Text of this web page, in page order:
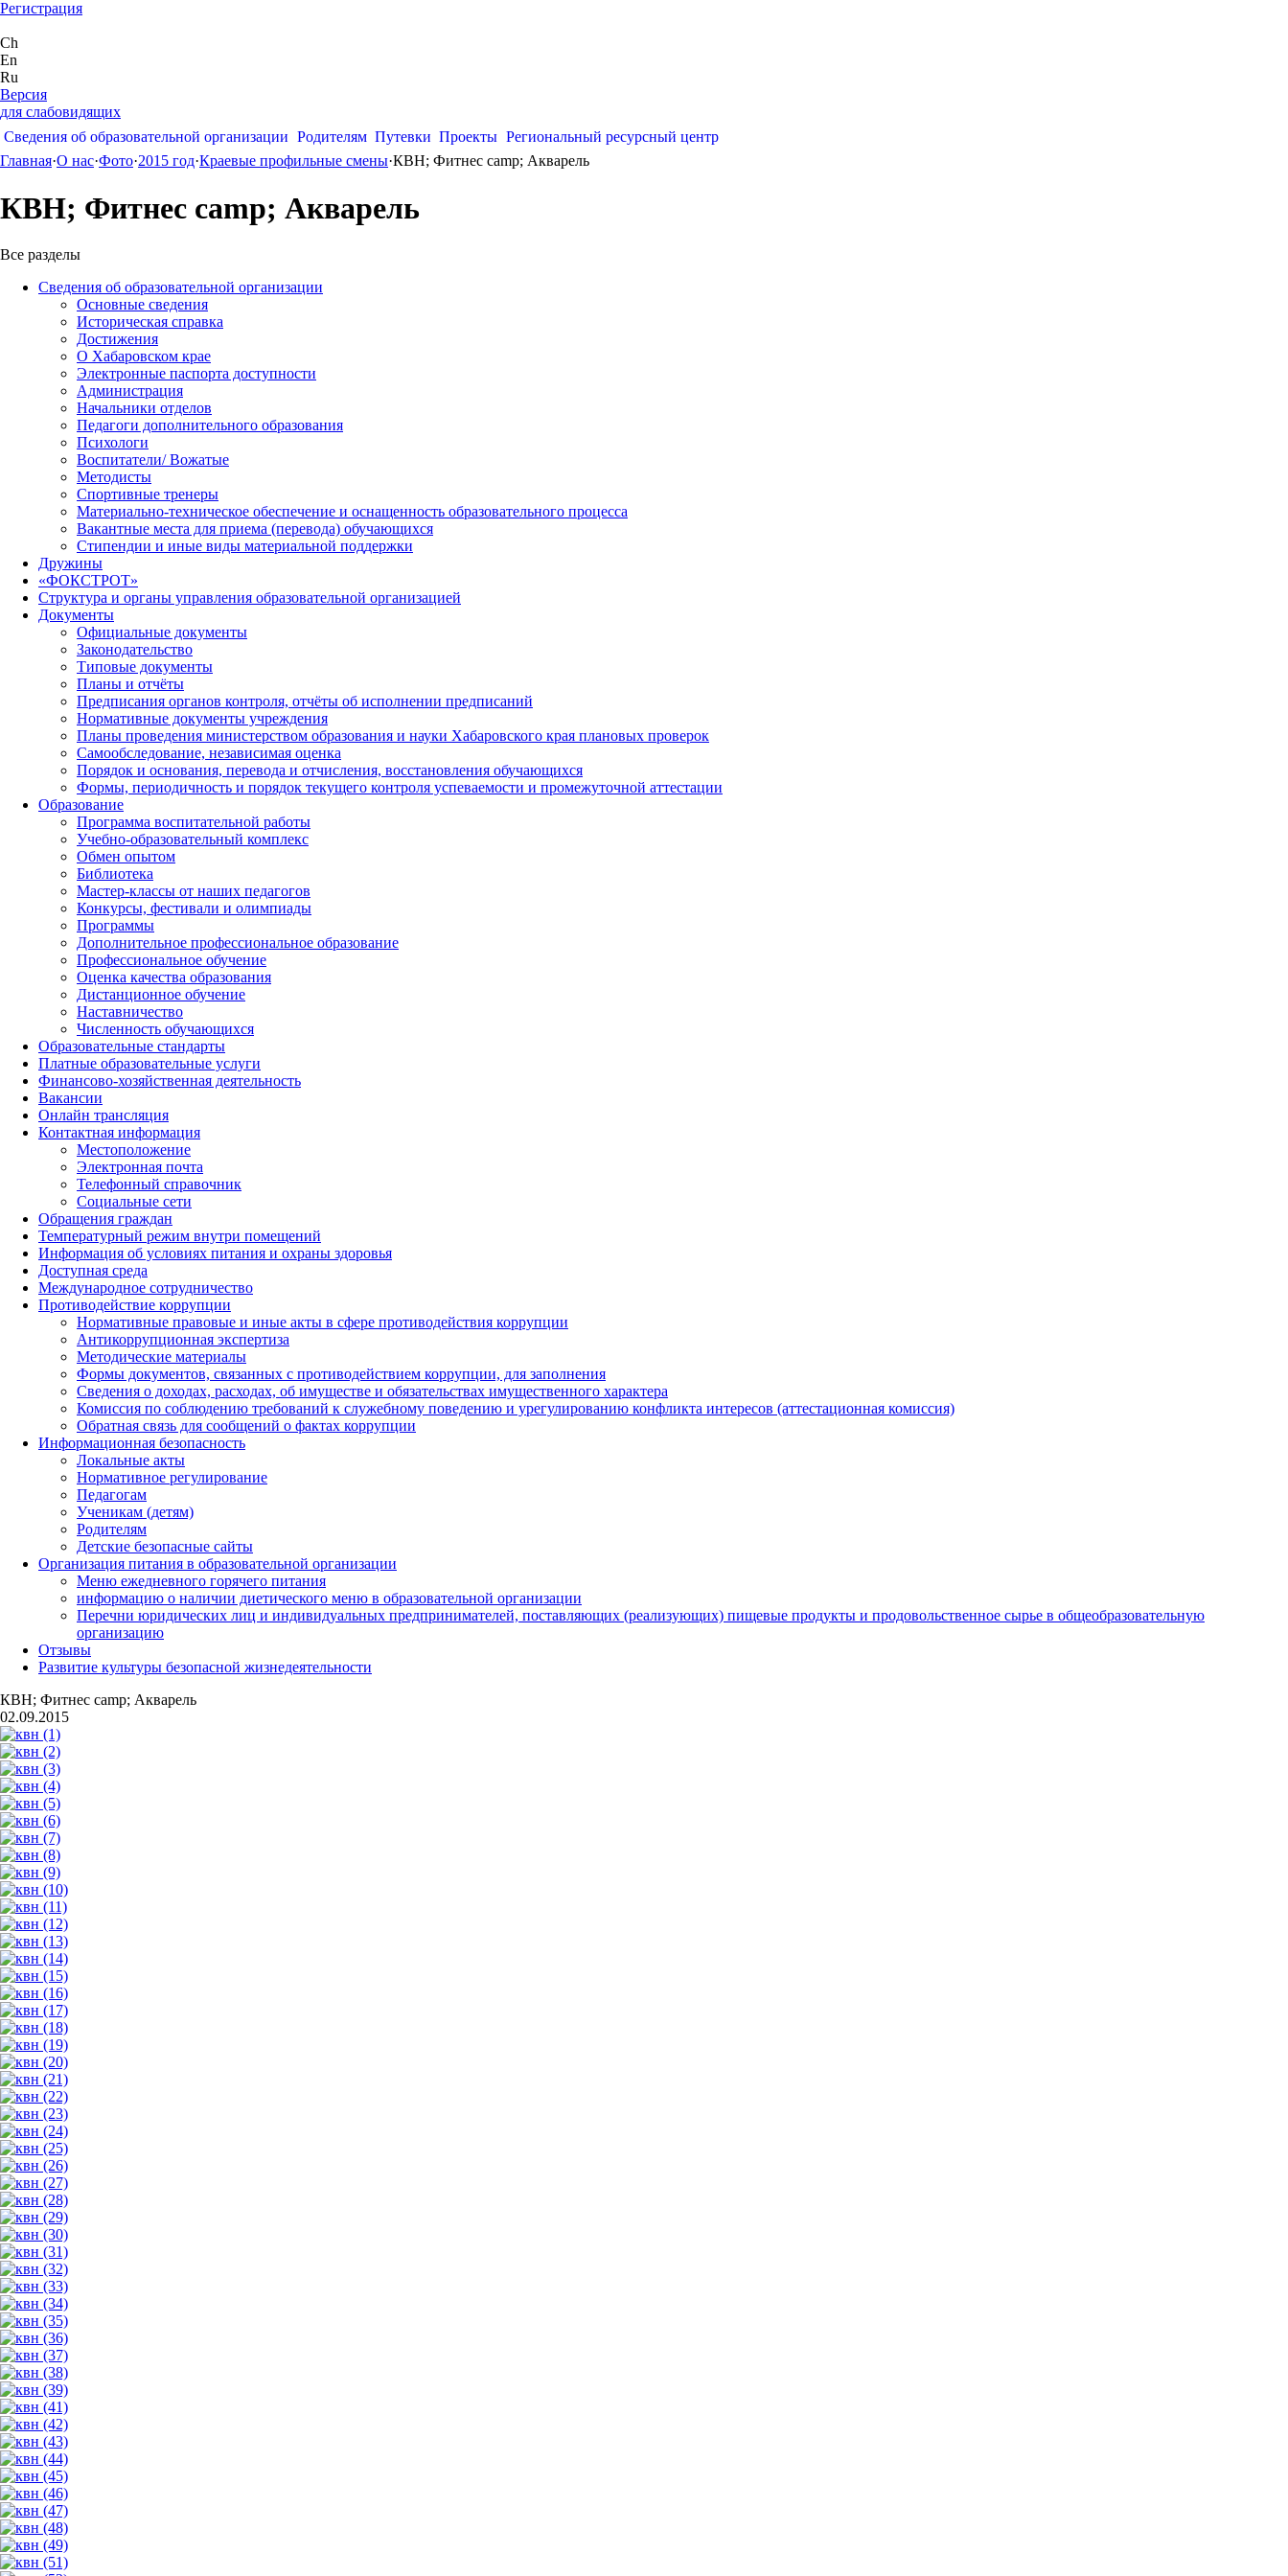
Регистрация
Ch
En
Ru
Версия
для слабовидящих
Сведения об образовательной организации Родителям Путевки Проекты Региональный ресурсный центр
Главная·О нас·Фото·2015 год·Краевые профильные смены·КВН; Фитнес camp; Акварель
КВН; Фитнес camp; Акварель
Все разделы
Сведения об образовательной организации
Основные сведения
Историческая справка
Достижения
О Хабаровском крае
Электронные паспорта доступности
Администрация
Начальники отделов
Педагоги дополнительного образования
Психологи
Воспитатели/ Вожатые
Методисты
Спортивные тренеры
Материально-техническое обеспечение и оснащенность образовательного процесса
Вакантные места для приема (перевода) обучающихся
Стипендии и иные виды материальной поддержки
Дружины
«ФОКСТРОТ»
Структура и органы управления образовательной организацией
Документы
Официальные документы
Законодательство
Типовые документы
Планы и отчёты
Предписания органов контроля, отчёты об исполнении предписаний
Нормативные документы учреждения
Планы проведения министерством образования и науки Хабаровского края плановых проверок
Самообследование, независимая оценка
Порядок и основания, перевода и отчисления, восстановления обучающихся
Формы, периодичность и порядок текущего контроля успеваемости и промежуточной аттестации
Образование
Программа воспитательной работы
Учебно-образовательный комплекс
Обмен опытом
Библиотека
Мастер-классы от наших педагогов
Конкурсы, фестивали и олимпиады
Программы
Дополнительное профессиональное образование
Профессиональное обучение
Оценка качества образования
Дистанционное обучение
Наставничество
Численность обучающихся
Образовательные стандарты
Платные образовательные услуги
Финансово-хозяйственная деятельность
Вакансии
Онлайн трансляция
Контактная информация
Местоположение
Электронная почта
Телефонный справочник
Социальные сети
Обращения граждан
Температурный режим внутри помещений
Информация об условиях питания и охраны здоровья
Доступная среда
Международное сотрудничество
Противодействие коррупции
Нормативные правовые и иные акты в сфере противодействия коррупции
Антикоррупционная экспертиза
Методические материалы
Формы документов, связанных с противодействием коррупции, для заполнения
Сведения о доходах, расходах, об имуществе и обязательствах имущественного характера
Комиссия по соблюдению требований к служебному поведению и урегулированию конфликта интересов (аттестационная комиссия)
Обратная связь для сообщений о фактах коррупции
Информационная безопасность
Локальные акты
Нормативное регулирование
Педагогам
Ученикам (детям)
Родителям
Детские безопасные сайты
Организация питания в образовательной организации
Меню ежедневного горячего питания
информацию о наличии диетического меню в образовательной организации
Перечни юридических лиц и индивидуальных предпринимателей, поставляющих (реализующих) пищевые продукты и продовольственное сырье в общеобразовательную
организацию
Отзывы
Развитие культуры безопасной жизнедеятельности
КВН; Фитнес camp; Акварель
02.09.2015